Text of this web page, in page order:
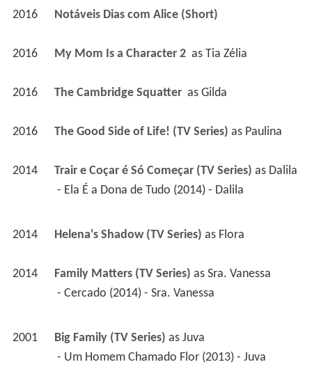
2016 Notáveis Dias com Alice (Short)
2016 My Mom Is a Character 2 as Tia Zélia
2016 The Cambridge Squatter as Gilda
2016 The Good Side of Life! (TV Series) as Paulina
2014 Trair e Coçar é Só Começar (TV Series) as Dalila
- Ela É a Dona de Tudo (2014) - Dalila
2014 Helena's Shadow (TV Series) as Flora
2014 Family Matters (TV Series) as Sra. Vanessa
- Cercado (2014) - Sra. Vanessa
2001 Big Family (TV Series) as Juva
- Um Homem Chamado Flor (2013) - Juva